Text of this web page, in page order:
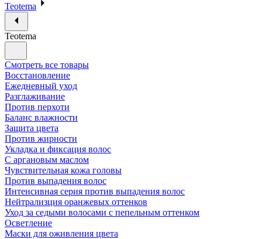
Teotema
Teotema
Смотреть все товары
Восстановление
Ежедневный уход
Разглаживание
Против перхоти
Баланс влажности
Защита цвета
Против жирности
Укладка и фиксация волос
С аргановым маслом
Чувствительная кожа головы
Против выпадения волос
Интенсивная серия против выпадения волос
Нейтрализция оранжевых оттенков
Уход за седыми волосами с пепельным оттенком
Осветление
Маски для оживления цвета